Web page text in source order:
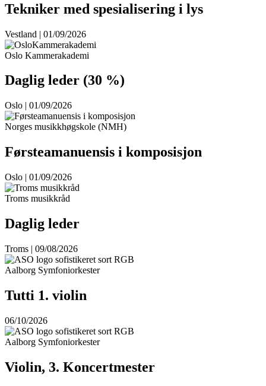
Tekniker med spesialisering i lys
Vestland | 01/09/2026
Oslo Kammerakademi
Daglig leder (30 %)
Oslo | 01/09/2026
Norges musikkhøgskole (NMH)
Førsteamanuensis i komposisjon
Oslo | 01/09/2026
Troms musikkråd
Daglig leder
Troms | 09/08/2026
Aalborg Symfoniorkester
Tutti 1. violin
06/10/2026
Aalborg Symfoniorkester
Violin, 3. Koncertmester